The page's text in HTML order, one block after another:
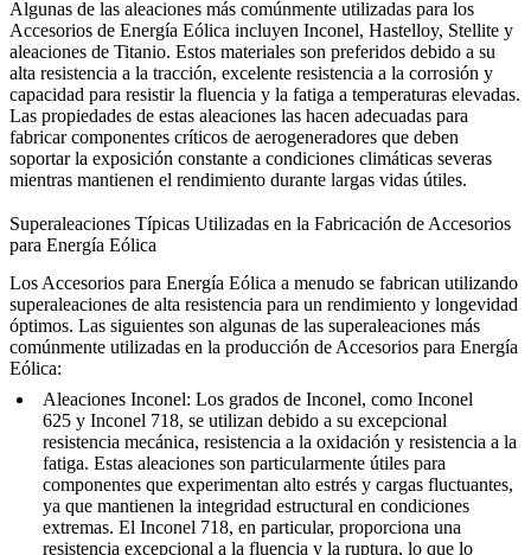
Algunas de las aleaciones más comúnmente utilizadas para los
Accesorios de Energía Eólica incluyen Inconel, Hastelloy, Stellite y
aleaciones de Titanio. Estos materiales son preferidos debido a su
alta resistencia a la tracción, excelente resistencia a la corrosión y
capacidad para resistir la fluencia y la fatiga a temperaturas elevadas.
Las propiedades de estas aleaciones las hacen adecuadas para
fabricar componentes críticos de aerogeneradores que deben
soportar la exposición constante a condiciones climáticas severas
mientras mantienen el rendimiento durante largas vidas útiles.
Superaleaciones Típicas Utilizadas en la Fabricación de Accesorios
para Energía Eólica
Los Accesorios para Energía Eólica a menudo se fabrican utilizando
superaleaciones de alta resistencia para un rendimiento y longevidad
óptimos. Las siguientes son algunas de las superaleaciones más
comúnmente utilizadas en la producción de Accesorios para Energía
Eólica:
Aleaciones Inconel: Los grados de Inconel, como Inconel
625 y Inconel 718, se utilizan debido a su excepcional
resistencia mecánica, resistencia a la oxidación y resistencia a la
fatiga. Estas aleaciones son particularmente útiles para
componentes que experimentan alto estrés y cargas fluctuantes,
ya que mantienen la integridad estructural en condiciones
extremas. El Inconel 718, en particular, proporciona una
resistencia excepcional a la fluencia y la ruptura, lo que lo